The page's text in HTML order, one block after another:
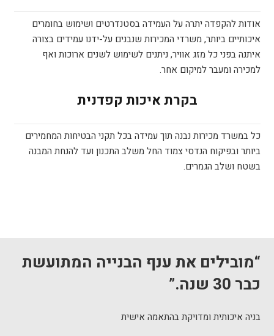
אודות להקפדה יתרה על העמידה בסטנדרטים ושימוש בחומרים
איכותיים ביותר, משרדי המכירות שנבנים על-ידנו עמידים בצורה
איתנה בפני כל מזג אוויר, ניתנים לשימוש לשנים ארוכות ואף
למכירה ומעבר למיקום אחר.
בקרת איכות קפדנית
כל במשרד מכירות נבנה תוך עמידה בכל תקני הבטיחות המחמירים
ביותר ובפיקוח הנדסי צמוד החל משלב התכנון ועד להנחת המבנה
בשטח ושלב הגמרים.
“מובילים את ענף הבנייה המתועשת
כבר 30 שנה.”
בניה איכותית ומדויקת בהתאמה אישית